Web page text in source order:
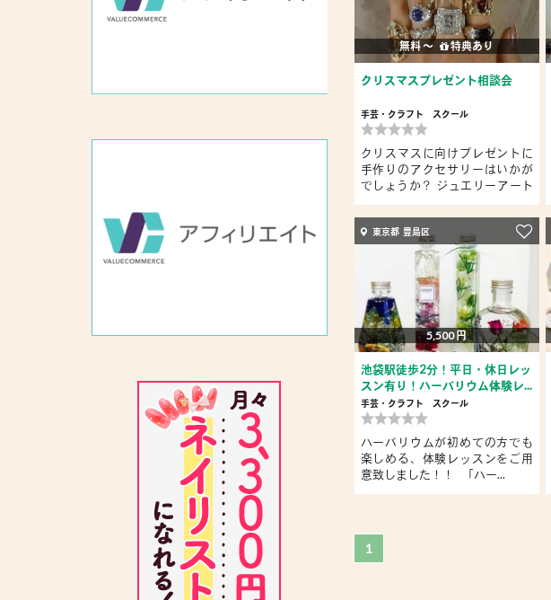
無料 〜 特典あり
クリスマスプレゼント相談会
手芸・クラフト スクール
クリスマスに向けプレゼントに
手作りのアクセサリーはいかが
でしょうか？ ジュエリーアート
東京都 豊島区
5,500 円
池袋駅徒歩2分！平日・休日レッ
スン有り！ハーバリウム体験レ...
手芸・クラフト スクール
ハーバリウムが初めての方でも
楽しめる、体験レッスンをご用
意致しました！！ 「ハー...
1